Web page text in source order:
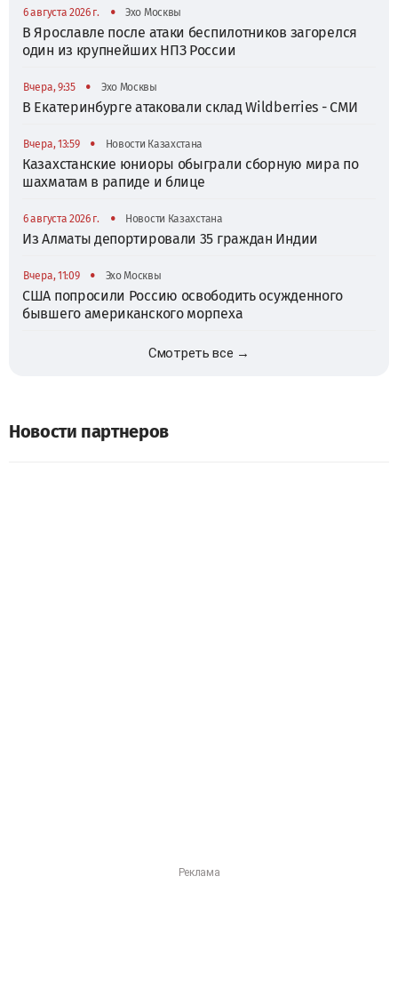
6 августа 2026 г. • Эхо Москвы
В Ярославле после атаки беспилотников загорелся
один из крупнейших НПЗ России
Вчера, 9:35 • Эхо Москвы
В Екатеринбурге атаковали склад Wildberries - СМИ
Вчера, 13:59 • Новости Казахстана
Казахстанские юниоры обыграли сборную мира по
шахматам в рапиде и блице
6 августа 2026 г. • Новости Казахстана
Из Алматы депортировали 35 граждан Индии
Вчера, 11:09 • Эхо Москвы
США попросили Россию освободить осужденного
бывшего американского морпеха
Смотреть все →
Новости партнеров